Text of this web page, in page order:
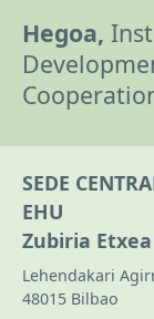
Hegoa,
SEDE
EHU
Zubiria Etxea
Lehendakari
48015 Bilbao